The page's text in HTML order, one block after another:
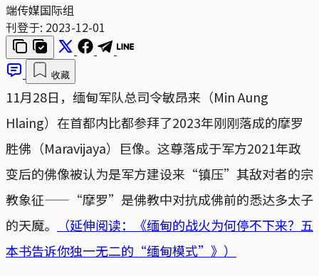
端传媒国际组
刊登于: 2023-12-01
收藏
11月28日，缅甸军队总司令敏昂来（Min Aung
Hlaing）在首都内比都参拜了2023年刚刚落成的摩罗
胜佛（Maravijaya）巨像。这尊落成于军方2021年政
变后的佛像被认为是军方建设来“镇压”其敌对者的宗
教象征——“摩罗”是佛教中对抗成佛前的悉达多太子
的天魔。
（延伸阅读：《缅甸的战火为何停不下来？五
本书告诉你独一无二的“缅甸模式”》）